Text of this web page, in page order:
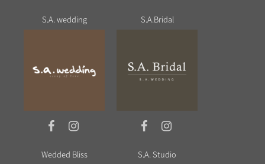
S.A. wedding S.A.Bridal
Wedded Bliss S.A. Studio